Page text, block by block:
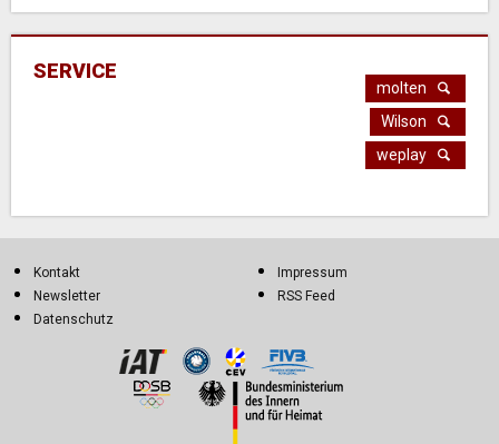
SERVICE
molten
Wilson
weplay
Kontakt
Impressum
Newsletter
RSS Feed
Datenschutz